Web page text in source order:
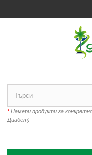
*Намери продукти за
Диабет)